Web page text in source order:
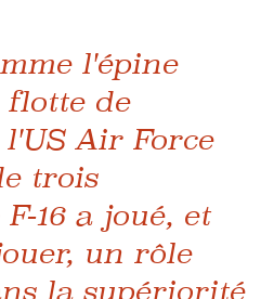
l'épine
flotte de
l'US Air Force
trois
16 a joué, et
un rôle
la supériorité